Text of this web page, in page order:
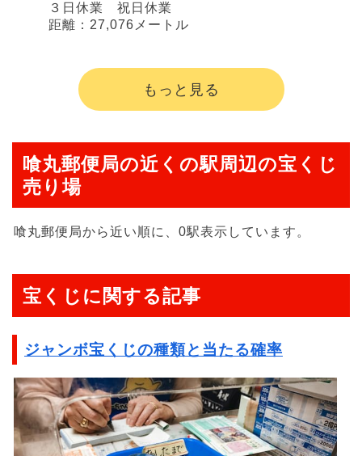
３日休業 祝日休業
距離：27,076メートル
もっと見る
喰丸郵便局の近くの駅周辺の宝くじ
売り場
喰丸郵便局から近い順に、0駅表示しています。
宝くじに関する記事
ジャンボ宝くじの種類と当たる確率